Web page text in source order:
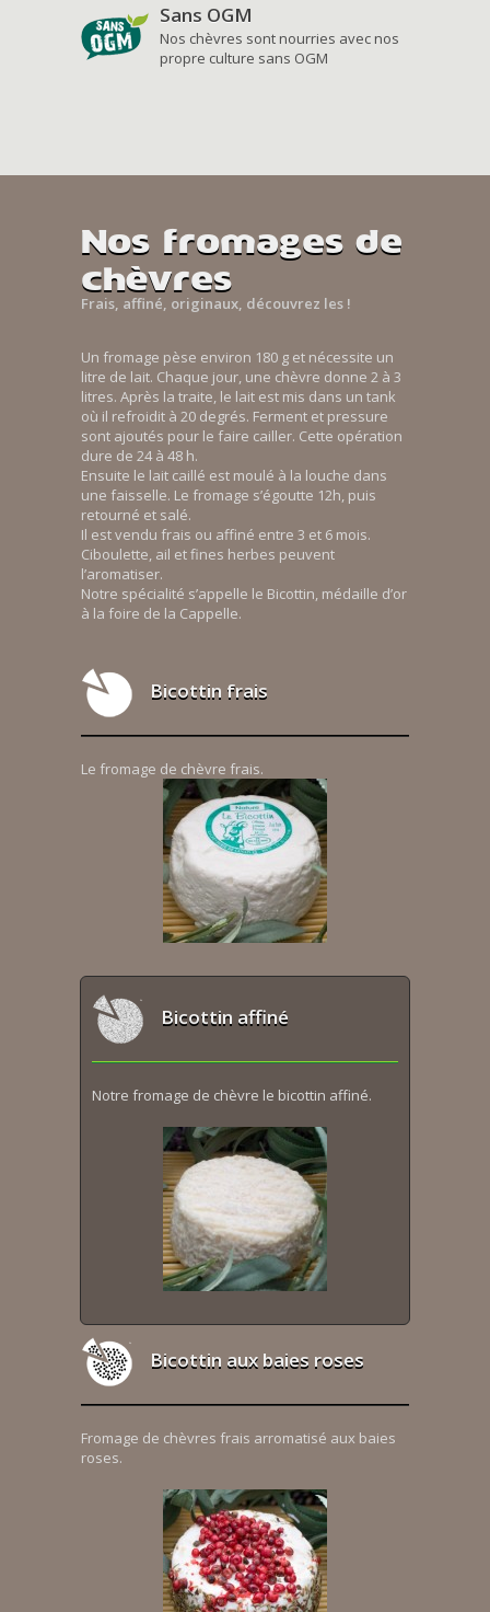
Sans OGM
Nos chèvres sont nourries avec nos
propre culture sans OGM
Nos fromages de
chèvres
Frais, affiné, originaux, découvrez les !
Un fromage pèse environ 180 g et nécessite un
litre de lait. Chaque jour, une chèvre donne 2 à 3
litres. Après la traite, le lait est mis dans un tank
où il refroidit à 20 degrés. Ferment et pressure
sont ajoutés pour le faire cailler. Cette opération
dure de 24 à 48 h.
Ensuite le lait caillé est moulé à la louche dans
une faisselle. Le fromage s’égoutte 12h, puis
retourné et salé.
Il est vendu frais ou affiné entre 3 et 6 mois.
Ciboulette, ail et fines herbes peuvent
l’aromatiser.
Notre spécialité s’appelle le Bicottin, médaille d’or
à la foire de la Cappelle.
Bicottin frais
Le fromage de chèvre frais.
Bicottin affiné
Notre fromage de chèvre le bicottin affiné.
Bicottin aux baies roses
Fromage de chèvres frais arromatisé aux baies
roses.